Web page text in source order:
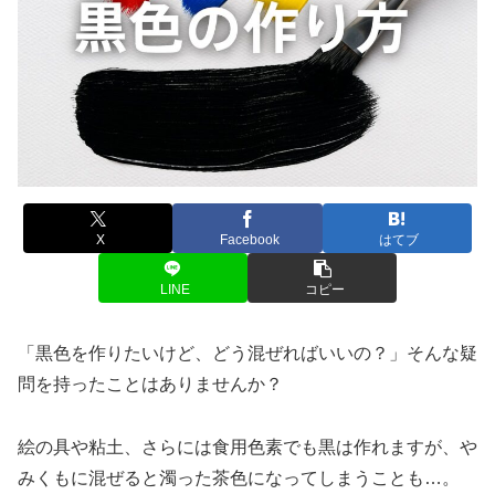
X Facebook はてブ
LINE コピー
「黒色を作りたいけど、どう混ぜればいいの？」そんな疑
問を持ったことはありませんか？
絵の具や粘土、さらには食用色素でも黒は作れますが、や
みくもに混ぜると濁った茶色になってしまうことも…。